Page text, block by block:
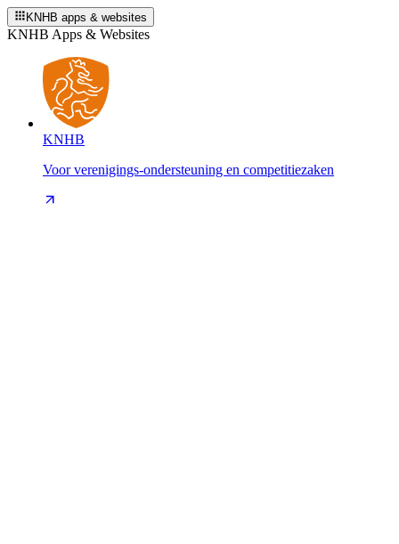
KNHB apps & websites
KNHB Apps & Websites
KNHB
Voor verenigings-ondersteuning en competitiezaken